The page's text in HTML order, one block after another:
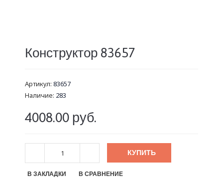
Конструктор 83657
Артикул: 83657
Наличие: 283
4008.00 руб.
КУПИТЬ
В ЗАКЛАДКИ В СРАВНЕНИЕ